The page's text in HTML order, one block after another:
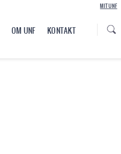
OM UNF KONTAKT
MIT UNF